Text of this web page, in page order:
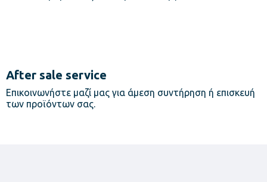
After sale service
Επικοινωνήστε μαζί μας για άμεση συντήρηση ή επισκευή
των προϊόντων σας.